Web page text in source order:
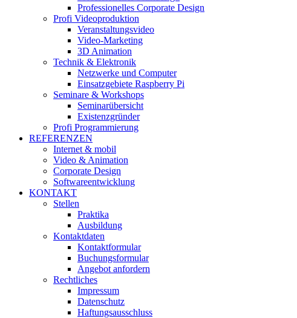
Professionelles Corporate Design
Profi Videoproduktion
Veranstaltungsvideo
Video-Marketing
3D Animation
Technik & Elektronik
Netzwerke und Computer
Einsatzgebiete Raspberry Pi
Seminare & Workshops
Seminarübersicht
Existenzgründer
Profi Programmierung
REFERENZEN
Internet & mobil
Video & Animation
Corporate Design
Softwareentwicklung
KONTAKT
Stellen
Praktika
Ausbildung
Kontaktdaten
Kontaktformular
Buchungsformular
Angebot anfordern
Rechtliches
Impressum
Datenschutz
Haftungsausschluss